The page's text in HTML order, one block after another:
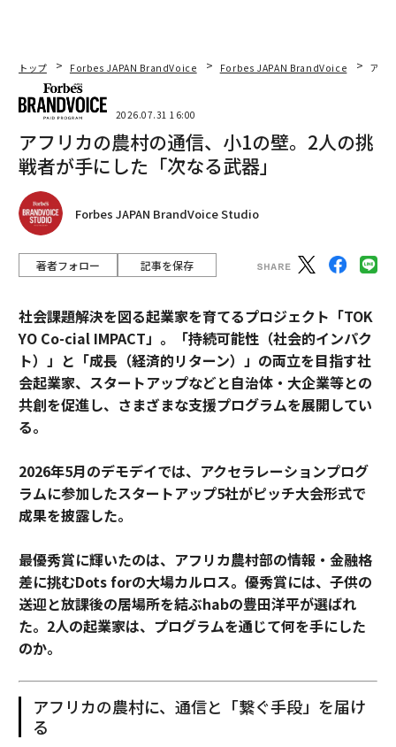
トップ Forbes JAPAN BrandVoice Forbes JAPAN BrandVoice アフ
2026.07.31 16:00
アフリカの農村の通信、小1の壁。2人の挑
戦者が手にした「次なる武器」
Forbes JAPAN BrandVoice Studio
著者フォロー 記事を保存
社会課題解決を図る起業家を育てるプロジェクト「TOK
YO Co-cial IMPACT」。
「持続可能性（社会的インパク
ト）」と「成長（経済的リターン）」の両立を目指す社
会起業家、スタートアップなどと自治体・大企業等との
共創を促進し、さまざまな支援プログラムを展開してい
る。
2026年5月のデモデイでは、アクセラレーションプログ
ラムに参加したスタートアップ5社がピッチ大会形式で
成果を披露した。
最優秀賞に輝いたのは、アフリカ農村部の情報・金融格
差に挑むDots forの大場カルロス。優秀賞には、子供の
送迎と放課後の居場所を結ぶhabの豊田洋平が選ばれ
た。2人の起業家は、プログラムを通じて何を手にした
のか。
アフリカの農村に、通信と「繋ぐ手段」を届け
る